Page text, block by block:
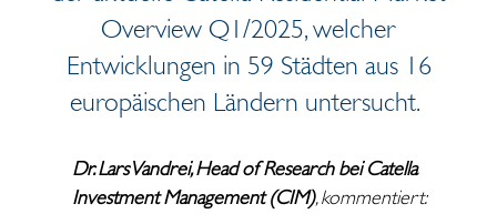
Overview Q1/2025, welcher
Entwicklungen in 59 Städten aus 16
europäischen Ländern untersucht.
Dr. Lars Vandrei, Head of Research bei Catella
Investment Management (CIM), kommentiert: